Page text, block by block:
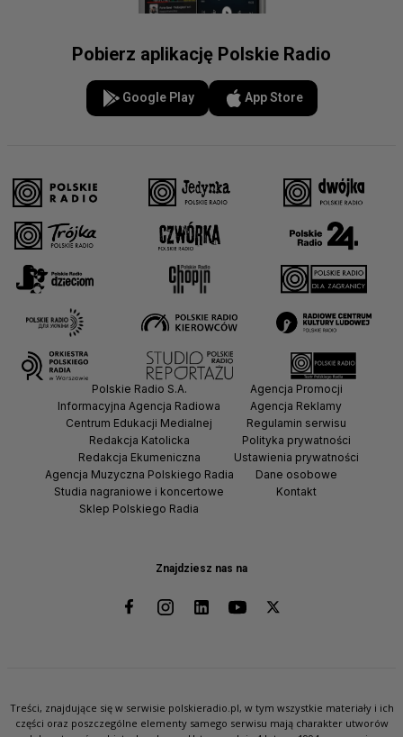
Pobierz aplikację Polskie Radio
Google Play App Store
Znajdziesz nas na
Polskie Radio S.A.
Informacyjna Agencja Radiowa
Centrum Edukacji Medialnej
Redakcja Katolicka
Redakcja Ekumeniczna
Agencja Muzyczna Polskiego Radia
Studia nagraniowe i koncertowe
Sklep Polskiego Radia
Agencja Promocji
Agencja Reklamy
Regulamin serwisu
Polityka prywatności
Ustawienia prywatności
Dane osobowe
Kontakt
Treści, znajdujące się w serwisie polskieradio.pl, w tym wszystkie materiały i ich
części oraz poszczególne elementy samego serwisu mają charakter utworów